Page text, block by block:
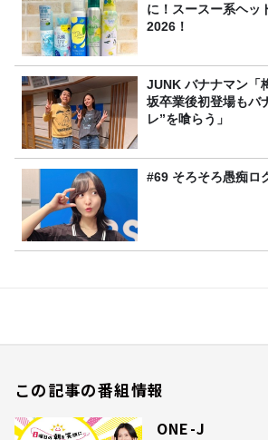
に！スースー系ヘッ
2026！
JUNK バナナマン「梅澤美波さん、乃木
坂卒業後初登場もバ
レ”を喰らう」
#69 そろそろ愚痴ロ
この記事の番組情報
ONE-J